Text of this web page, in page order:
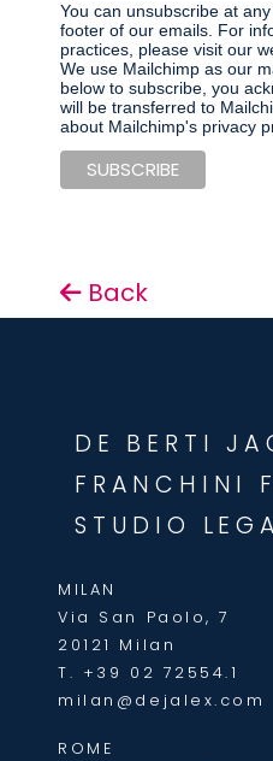
You can unsubscribe at
footer of our emails. For
practices, please visit our
We use Mailchimp as our
below to subscribe, you
will be transferred to
about Mailchimp's privacy
Back
DE BERTI
FRANCHINI
STUDIO
MILAN
Via San Paolo, 7
20121 Milan
T. +39 02 72554.1
milan@dejalex.com
ROME